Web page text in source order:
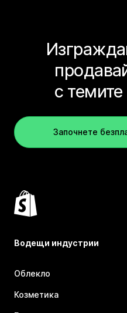
с
Започнете
Водещи индустрии
Облекло
Козметика